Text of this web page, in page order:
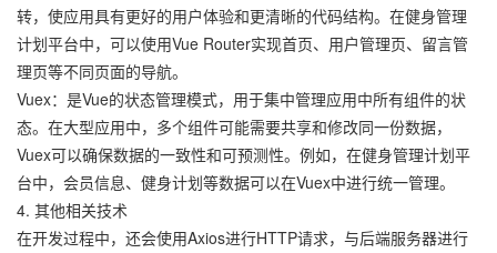
转，使应用具有更好的用户体验和更清晰的代码结构。在健身管理
计划平台中，可以使用Vue Router实现首页、用户管理页、留言管
理页等不同页面的导航。
Vuex：是Vue的状态管理模式，用于集中管理应用中所有组件的状
态。在大型应用中，多个组件可能需要共享和修改同一份数据，
Vuex可以确保数据的一致性和可预测性。例如，在健身管理计划平
台中，会员信息、健身计划等数据可以在Vuex中进行统一管理。
4. 其他相关技术
在开发过程中，还会使用Axios进行HTTP请求，与后端服务器进行